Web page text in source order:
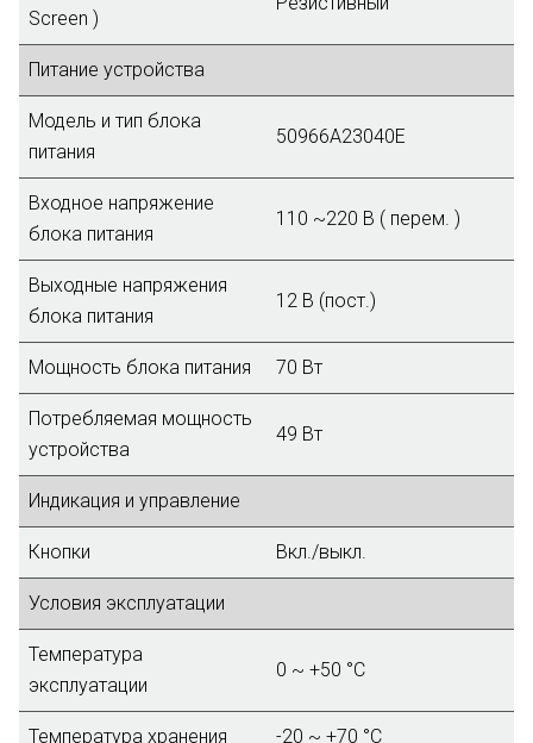
Screen )
Питание устройства
Модель и тип блока
питания
50966A23040E
Входное напряжение
блока питания
110 ~220 В ( перем. )
Выходные напряжения
блока питания
12 В (пост.)
Мощность блока питания 70 Вт
Потребляемая мощность
устройства
49 Вт
Индикация и управление
Кнопки Вкл./выкл.
Условия эксплуатации
Температура
эксплуатации
0 ~ +50 °C
Температура хранения -20 ~ +70 °C